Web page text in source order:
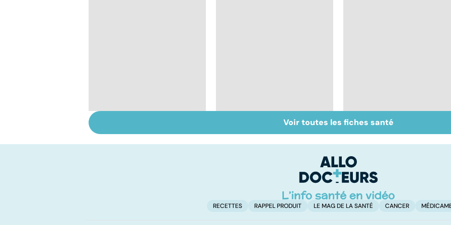
kératite, uvéite :
Presbytie : pourquoi
choisir de se faire
Mieux dépister la
DMLA
Voir toutes les fiches santé
RECETTES RAPPEL PRODUIT LE MAG DE LA SANTÉ CANCER